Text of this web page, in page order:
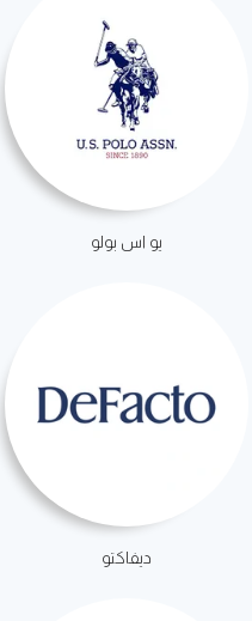
يو اس بولو
ديفاكتو